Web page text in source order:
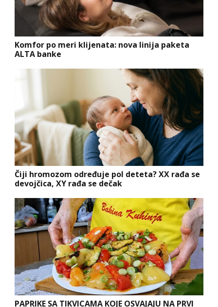
Komfor po meri klijenata: nova linija paketa
ALTA banke
Čiji hromozom određuje pol deteta? XX rađa se
devojčica, XY rađa se dečak
PAPRIKE SA TIKVICAMA KOJE OSVAJAJU NA PRVI